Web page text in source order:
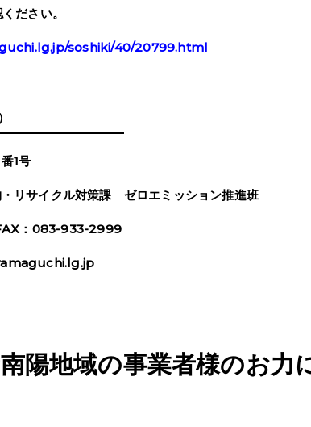
ださい。
soshiki/40/20799.html
1号
リサイクル対策課 ゼロエミッション推進班
：083-933-2999
陽地域の事業者様のお力